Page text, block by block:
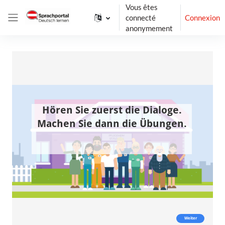
Vous êtes
connecté
anonymement
Connexion